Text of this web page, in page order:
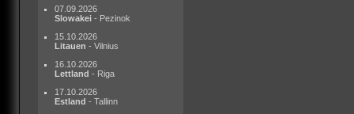
07.09.2026
Slowakei - Pezinok
15.10.2026
Litauen - Vilnius
16.10.2026
Lettland - Riga
17.10.2026
Estland - Tallinn